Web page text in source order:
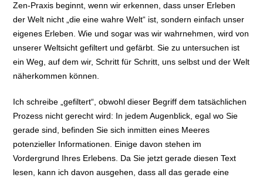
Zen-Praxis beginnt, wenn wir erkennen, dass unser Erleben
der Welt nicht „die eine wahre Welt“ ist, sondern einfach unser
eigenes Erleben. Wie und sogar was wir wahrnehmen, wird von
unserer Weltsicht gefiltert und gefärbt. Sie zu untersuchen ist
ein Weg, auf dem wir, Schritt für Schritt, uns selbst und der Welt
näherkommen können.
Ich schreibe „gefiltert“, obwohl dieser Begriff dem tatsächlichen
Prozess nicht gerecht wird: In jedem Augenblick, egal wo Sie
gerade sind, befinden Sie sich inmitten eines Meeres
potenzieller Informationen. Einige davon stehen im
Vordergrund Ihres Erlebens. Da Sie jetzt gerade diesen Text
lesen, kann ich davon ausgehen, dass all das gerade eine